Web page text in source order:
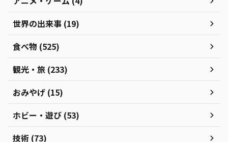
世界の出来事 (19)
食べ物 (525)
観光・旅 (233)
おみやげ (15)
ホビー・遊び (53)
技術 (73)